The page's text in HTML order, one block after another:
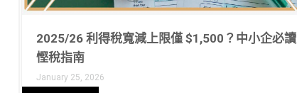
2025/26 利得稅寬減上限僅 $1,500？中小企必讀
慳稅指南
January 25, 2026